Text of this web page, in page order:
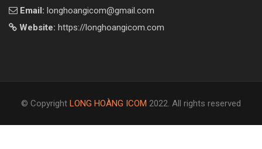
Email: longhoangicom@gmail.com
Website: https://longhoangicom.com
© Copyright LONG HOÀNG ICOM 2022. All rights reserved